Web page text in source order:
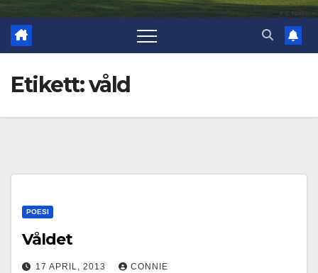
Etikett:våld
POESI
Våldet
17 APRIL, 2013 CONNIE